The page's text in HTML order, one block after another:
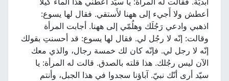
أعطش ولا أَجيء إلى ههنا لأَستقي. فقال لها يسوع:
اذهبي وادعي رَجُلَك وهلُمّي إلى ههنا. أجابت المرأة
وقالت: إنّه لا رجُل لي. فقال لها يسوع: قد أحسنتِ بقولك
إنّه لا رجل لي. فإنّه كان لك خمسة رجال، والذي معك
الآن ليس رجُلك. هذا قلته بالصدق. قالت له المرأة: يا
سيّد أرى أنّك نبيّ. آباؤنا سجدوا في هذا الجبل، وأنتم